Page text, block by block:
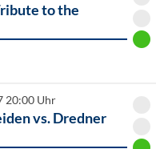
to the
20:00 Uhr
vs. Dredner